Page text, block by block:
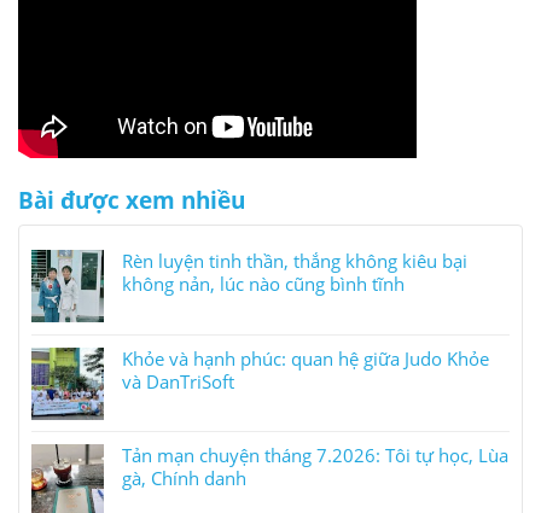
Bài được xem nhiều
Rèn luyện tinh thần, thắng không kiêu bại
không nản, lúc nào cũng bình tĩnh
Khỏe và hạnh phúc: quan hệ giữa Judo Khỏe
và DanTriSoft
Tản mạn chuyện tháng 7.2026: Tôi tự học, Lùa
gà, Chính danh